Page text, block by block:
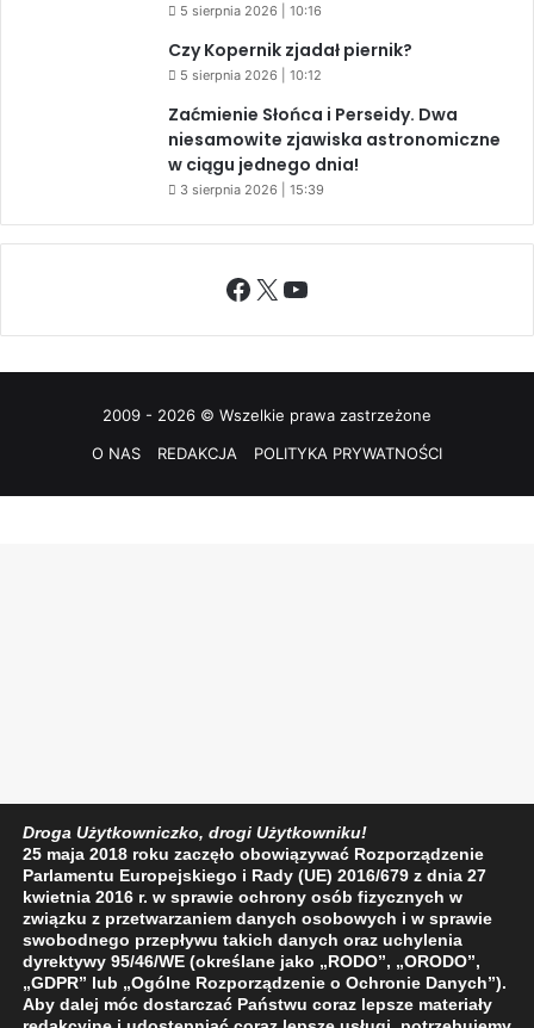
5 sierpnia 2026 | 10:16
Czy Kopernik zjadał piernik?
5 sierpnia 2026 | 10:12
Zaćmienie Słońca i Perseidy. Dwa
niesamowite zjawiska astronomiczne
w ciągu jednego dnia!
3 sierpnia 2026 | 15:39
Facebook
X YouTube
2009 - 2026 © Wszelkie prawa zastrzeżone
O NAS
REDAKCJA POLITYKA PRYWATNOŚCI
Droga Użytkowniczko, drogi Użytkowniku!
25 maja 2018 roku zaczęło obowiązywać Rozporządzenie
Parlamentu Europejskiego i Rady (UE) 2016/679 z dnia 27
kwietnia 2016 r. w sprawie ochrony osób fizycznych w
związku z przetwarzaniem danych osobowych i w sprawie
swobodnego przepływu takich danych oraz uchylenia
dyrektywy 95/46/WE (określane jako „RODO”, „ORODO”,
„GDPR” lub „Ogólne Rozporządzenie o Ochronie Danych”).
Aby dalej móc dostarczać Państwu coraz lepsze materiały